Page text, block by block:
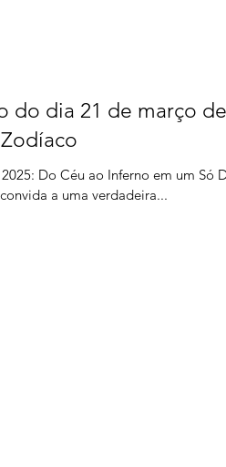
do dia 21 de março
Do Céu ao Inferno em um Só
a uma verdadeira...